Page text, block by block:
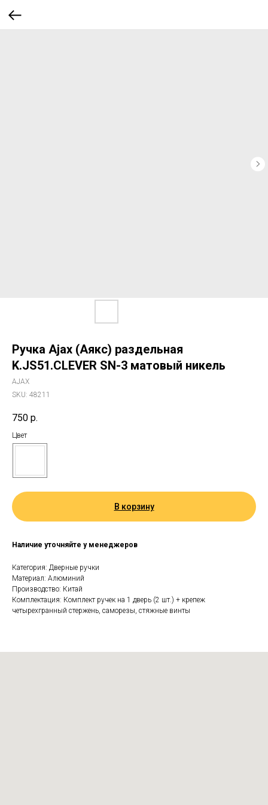
Ручка Ajax (Аякс) раздельная
K.JS51.CLEVER SN-3 матовый никель
AJAX
SKU: 48211
750 р.
Цвет
В корзину
Наличие уточняйте у менеджеров
Категория: Дверные ручки
Материал: Алюминий
Производство: Китай
Комплектация: Комплект ручек на 1 дверь (2 шт.) + крепеж
четырехгранный стержень, саморезы, стяжные винты